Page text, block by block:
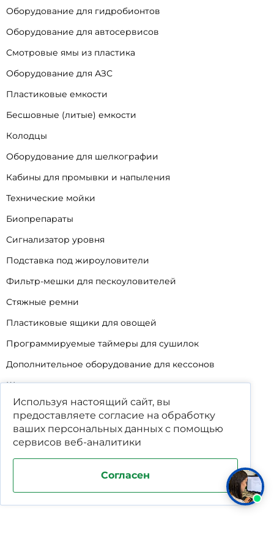
Оборудование для гидробионтов
Оборудование для автосервисов
Смотровые ямы из пластика
Оборудование для АЗС
Пластиковые емкости
Бесшовные (литые) емкости
Колодцы
Оборудование для шелкографии
Кабины для промывки и напыления
Технические мойки
Биопрепараты
Сигнализатор уровня
Подставка под жироуловители
Фильтр-мешки для пескоуловителей
Стяжные ремни
Пластиковые ящики для овощей
Программируемые таймеры для сушилок
Дополнительное оборудование для кессонов
Шопперы
Универсальные лотки для крупного мусора
Корзины для КНС
Уцененные товары
Используя настоящий сайт, вы
предоставляете согласие на обработку
ваших персональных данных с помощью
сервисов веб-аналитики
Согласен